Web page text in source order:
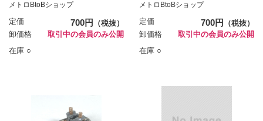
メトロBtoBショップ
定価 700円
（税抜）
卸価格
取引中の会員のみ公開
在庫 ○
メトロBtoBショップ
定価 700円
（税抜）
卸価格
取引中の会員のみ公開
在庫 ○